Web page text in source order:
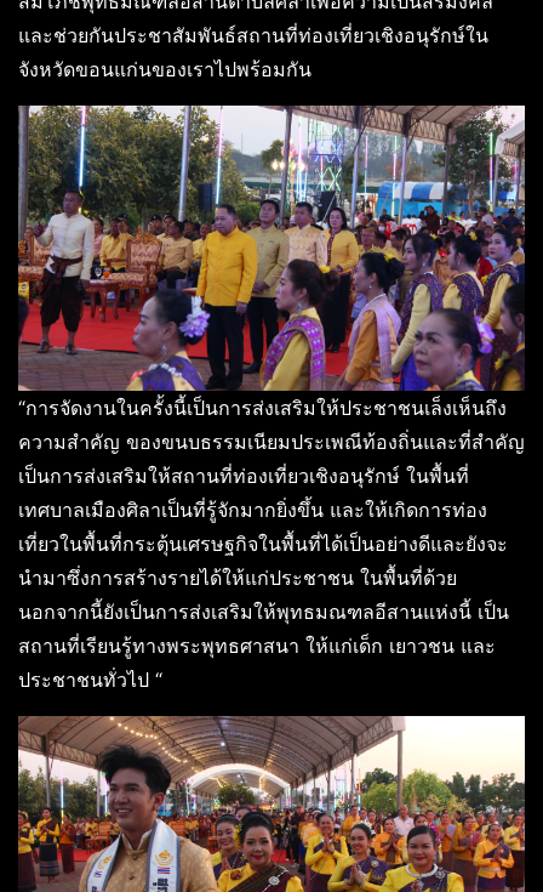
และช่วยกันประชาสัมพันธ์สถานที่ท่องเที่ยวเชิงอนุรักษ์ใน
จังหวัดขอนแก่นของเราไปพร้อมกัน
“การจัดงานในครั้งนี้เป็นการส่งเสริมให้ประชาชนเล็งเห็นถึง
ความสำคัญ ของขนบธรรมเนียมประเพณีท้องถิ่นและที่สำคัญ
เป็นการส่งเสริมให้สถานที่ท่องเที่ยวเชิงอนุรักษ์ ในพื้นที่
เทศบาลเมืองศิลาเป็นที่รู้จักมากยิ่งขึ้น และให้เกิดการท่อง
เที่ยวในพื้นที่กระตุ้นเศรษฐกิจในพื้นที่ได้เป็นอย่างดีและยังจะ
นำมาซึ่งการสร้างรายได้ให้แก่ประชาชน ในพื้นที่ด้วย
นอกจากนี้ยังเป็นการส่งเสริมให้พุทธมณฑลอีสานแห่งนี้ เป็น
สถานที่เรียนรู้ทางพระพุทธศาสนา ให้แก่เด็ก เยาวชน และ
ประชาชนทั่วไป “